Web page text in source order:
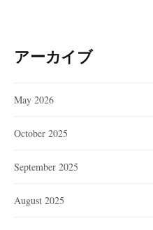
アーカイブ
May 2026
October 2025
September 2025
August 2025